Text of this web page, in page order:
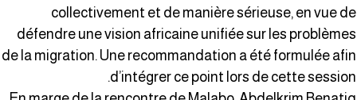
collectivement et de manière sérieuse, en vue
défendre une vision africaine unifiée sur les
de la migration. Une recommandation a été formulée
d’intégrer ce point lors de cette